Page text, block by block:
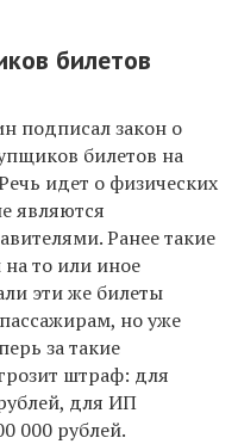
билетов
подписал закон о
билетов на
идет о физических
являются
Ранее такие
то или иное
эти же билеты
но уже
за такие
штраф: для
для ИП
000 рублей.